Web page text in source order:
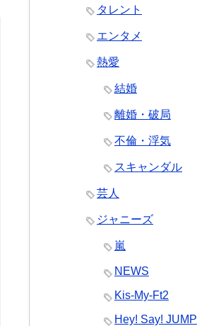
タレント
エンタメ
熱愛
結婚
離婚・破局
不倫・浮気
スキャンダル
芸人
ジャニーズ
嵐
NEWS
Kis-My-Ft2
Hey! Say! JUMP